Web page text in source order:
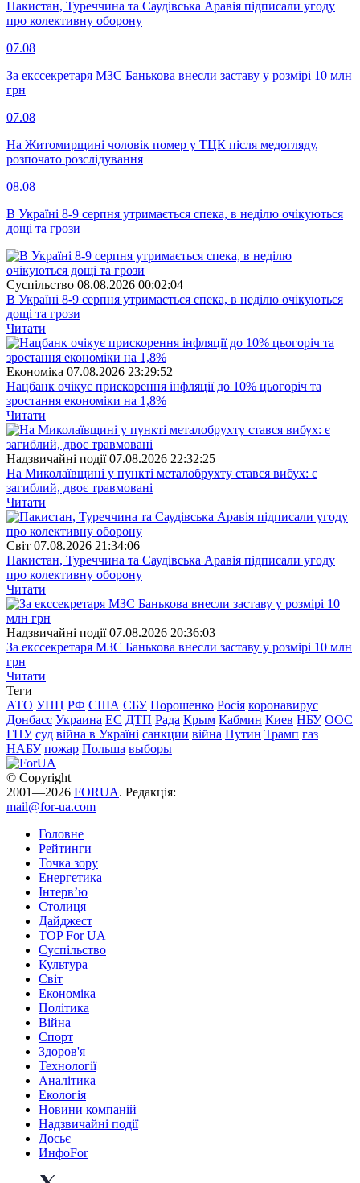
Пакистан, Туреччина та Саудівська Аравія підписали угоду
про колективну оборону
07.08
За екссекретаря МЗС Банькова внесли заставу у розмірі 10 млн
грн
07.08
На Житомирщині чоловік помер у ТЦК після медогляду,
розпочато розслідування
08.08
В Україні 8-9 серпня утримається спека, в неділю очікуються
дощі та грози
Суспiльство 08.08.2026 00:02:04
В Україні 8-9 серпня утримається спека, в неділю очікуються
дощі та грози
Читати
Економіка 07.08.2026 23:29:52
Нацбанк очікує прискорення інфляції до 10% цьогоріч та
зростання економіки на 1,8%
Читати
Надзвичайні події 07.08.2026 22:32:25
На Миколаївщині у пункті металобрухту стався вибух: є
загиблий, двоє травмовані
Читати
Свiт 07.08.2026 21:34:06
Пакистан, Туреччина та Саудівська Аравія підписали угоду
про колективну оборону
Читати
Надзвичайні події 07.08.2026 20:36:03
За екссекретаря МЗС Банькова внесли заставу у розмірі 10 млн
грн
Читати
Теги
АТО УПЦ РФ США СБУ Порошенко Росія коронавирус
Донбасс Украина ЕС ДТП Рада Крым Кабмин Киев НБУ ООС
ГПУ суд війна в Україні санкции війна Путин Трамп газ
НАБУ пожар Польша выборы
© Copyright
2001—2026 FORUA. Редакція:
mail@for-ua.com
Головне
Рейтинги
Точка зору
Енергетика
Інтерв’ю
Столиця
Дайджест
TOP For UA
Суспiльство
Культура
Світ
Економіка
Політика
Війна
Спорт
Здоров'я
Технології
Аналітика
Екологія
Новини компаній
Надзвичайні події
Досьє
ИнфоFor